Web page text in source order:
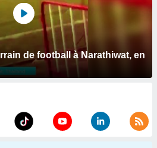
de football à Narathiwat, en